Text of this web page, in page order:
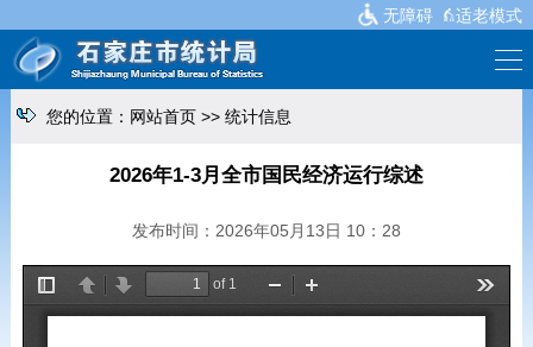
无障碍 适老模式
您的位置： 网站首页>> 统计信息
2026年1-3月全市国民经济运行综述
发布时间：2026年05月13日 10：28